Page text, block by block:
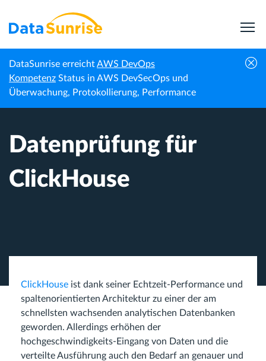
DataSunrise erreichtAWS DevOps
Kompetenz Status in AWS DevSecOps und
Überwachung, Protokollierung, Performance
Startseite Wissenszentrum Datenprüfung für ClickHouse
Datenprüfung für
ClickHouse
ClickHouse ist dank seiner Echtzeit-Performance und
spaltenorientierten Architektur zu einer der am
schnellsten wachsenden analytischen Datenbanken
geworden. Allerdings erhöhen der
hochgeschwindigkeits-Eingang von Daten und die
verteilte Ausführung auch den Bedarf an genauer und